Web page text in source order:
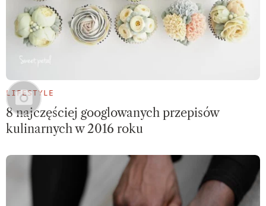
LIFESTYLE
8 najczęściej googlowanych przepisów
kulinarnych w 2016 roku